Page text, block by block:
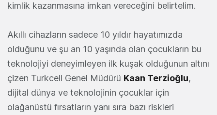
kimlik kazanmasına imkan vereceğini belirtelim.
Akıllı cihazların sadece 10 yıldır hayatımızda
olduğunu ve şu an 10 yaşında olan çocukların bu
teknolojiyi deneyimleyen ilk kuşak olduğunun altını
çizen Turkcell Genel Müdürü Kaan Terzioğlu,
dijital dünya ve teknolojinin çocuklar için
olağanüstü fırsatların yanı sıra bazı riskleri